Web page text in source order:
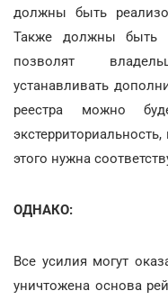
должны быть
Также должны быть
позволят
устанавливать
реестра можно
этого нужна
ОДНАКО:
Все усилия могут
уничтожена основа